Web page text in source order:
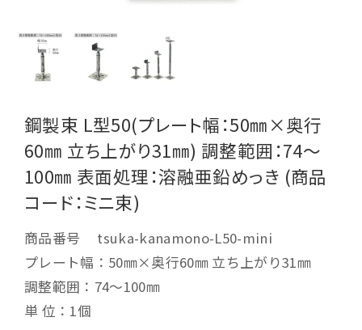
鋼製束 L型50(プレート幅：50㎜×奥行
60㎜ 立ち上がり31㎜) 調整範囲：74～
100㎜ 表面処理：溶融亜鉛めっき (商品
コード：ミニ束)
商品番号
tsuka-kanamono-L50-mini
プレート幅：50㎜×奥行60㎜ 立ち上がり31㎜
調整範囲：74～100㎜
単 位：1個